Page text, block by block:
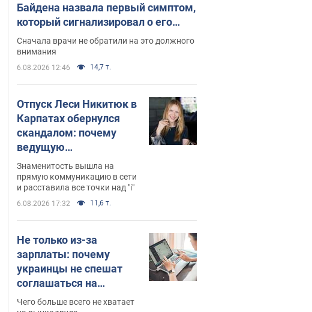
Байдена назвала первый симптом,
который сигнализировал о его
"агрессивном" раке
Сначала врачи не обратили на это должного
внимания
6.08.2026 12:46 14,7 т.
Отпуск Леси Никитюк в
Карпатах обернулся
скандалом: почему
ведущую
несправедливо
захейтили
Знаменитость вышла на
прямую коммуникацию в сети
и расставила все точки над "i"
6.08.2026 17:32 11,6 т.
Не только из-за
зарплаты: почему
украинцы не спешат
соглашаться на
вакансии
Чего больше всего не хватает